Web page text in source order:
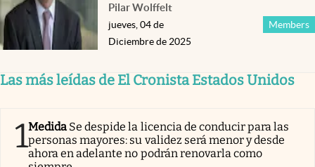
Pilar Wolffelt
Members
jueves, 04 de
Diciembre de 2025
Las más leídas de El Cronista Estados Unidos
1Medida Se despide la licencia de conducir para las
personas mayores: su validez será menor y desde
ahora en adelante no podrán renovarla como